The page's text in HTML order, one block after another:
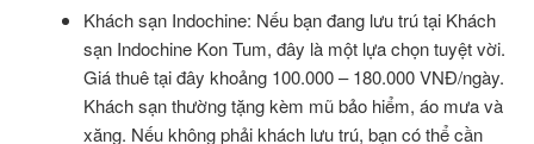
Khách sạn Indochine: Nếu bạn đang lưu trú tại Khách
sạn Indochine Kon Tum, đây là một lựa chọn tuyệt vời.
Giá thuê tại đây khoảng 100.000 – 180.000 VNĐ/ngày.
Khách sạn thường tặng kèm mũ bảo hiểm, áo mưa và
xăng. Nếu không phải khách lưu trú, bạn có thể cần